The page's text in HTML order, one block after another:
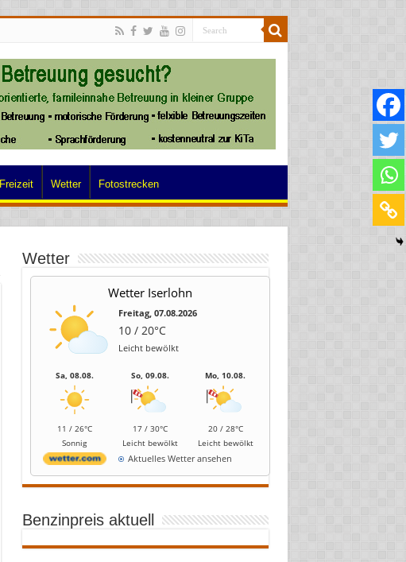
Freizeit Wetter Fotostrecken
Wetter
Wetter Iserlohn
Freitag, 07.08.2026
10 / 20°C
Leicht bewölkt
Sa, 08.08.
11 / 26°C
Sonnig
So, 09.08.
17 / 30°C
Leicht bewölkt
Mo, 10.08.
20 / 28°C
Leicht bewölkt
Aktuelles Wetter ansehen
Benzinpreis aktuell